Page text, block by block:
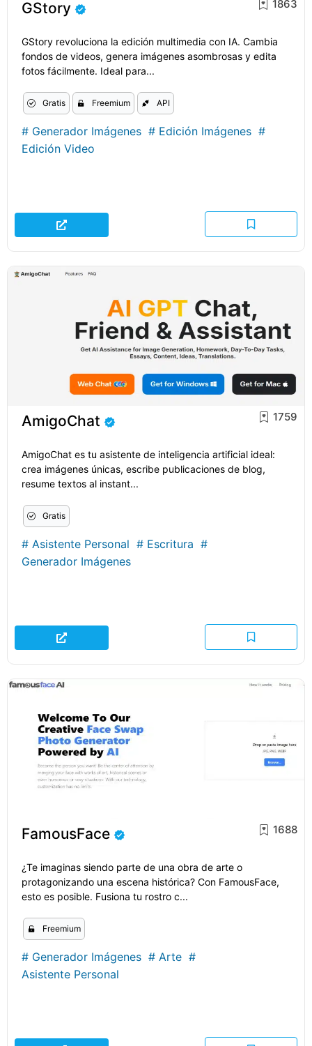
GStory 1863
GStory revoluciona la edición multimedia con IA. Cambia
fondos de videos, genera imágenes asombrosas y edita
fotos fácilmente. Ideal para...
Gratis Freemium API
# Generador Imágenes # Edición Imágenes #
Edición Video
AmigoChat 1759
AmigoChat es tu asistente de inteligencia artificial ideal:
crea imágenes únicas, escribe publicaciones de blog,
resume textos al instant...
Gratis
# Asistente Personal # Escritura #
Generador Imágenes
FamousFace 1688
¿Te imaginas siendo parte de una obra de arte o
protagonizando una escena histórica? Con FamousFace,
esto es posible. Fusiona tu rostro c...
Freemium
# Generador Imágenes # Arte #
Asistente Personal